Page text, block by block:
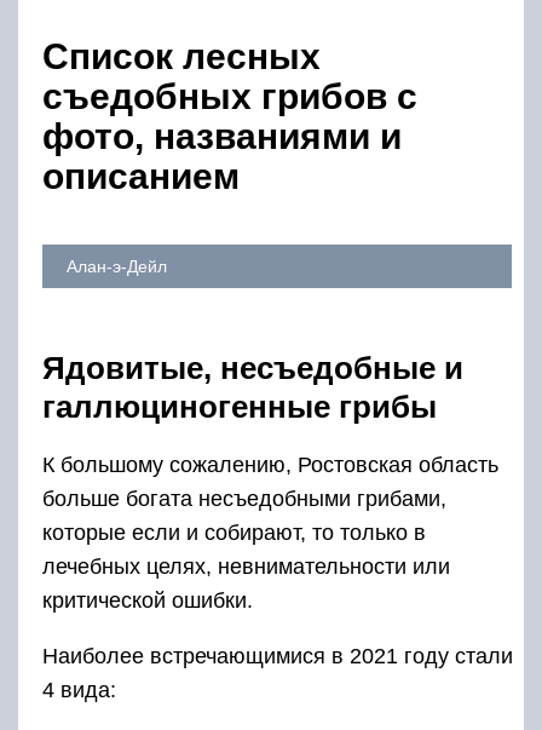
Список лесных
съедобных грибов с
фото, названиями и
описанием
Алан-э-Дейл
Ядовитые, несъедобные и
галлюциногенные грибы
К большому сожалению, Ростовская область
больше богата несъедобными грибами,
которые если и собирают, то только в
лечебных целях, невнимательности или
критической ошибки.
Наиболее встречающимися в 2021 году стали
4 вида: